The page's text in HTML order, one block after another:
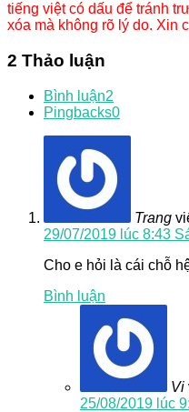
tiếng việt có dấu để tránh
xóa mà không rõ lý do. Xin
2 Thảo luận
Bình luận2
Pingbacks0
Trang
29/07/2019 lúc 8:43
Cho e hỏi là cái chỗ
Bình luận
Vi
25/08/2019 lúc